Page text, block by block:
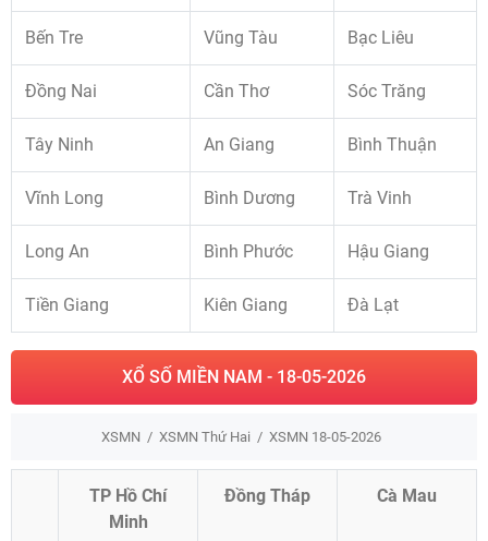
Bến Tre Vũng Tàu Bạc Liêu
Đồng Nai Cần Thơ Sóc Trăng
Tây Ninh An Giang Bình Thuận
Vĩnh Long Bình Dương Trà Vinh
Long An Bình Phước Hậu Giang
Tiền Giang Kiên Giang Đà Lạt
XỔ SỐ MIỀN NAM - 18-05-2026
XSMN XSMN Thứ Hai XSMN 18-05-2026
TP Hồ Chí
Minh
Đồng Tháp Cà Mau